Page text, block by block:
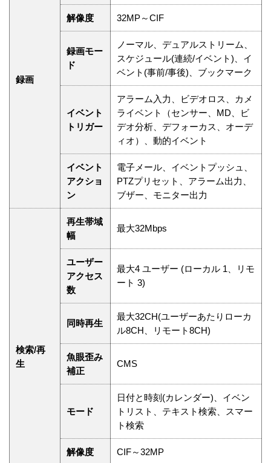
録画
解像度 32MP～CIF
録画モー
ド
ノーマル、デュアルストリーム、
スケジュール(連続/イベント)、イ
ベント(事前/事後)、ブックマーク
イベント
トリガー
アラーム入力、ビデオロス、カメ
ライベント（センサー、MD、ビ
デオ分析、デフォーカス、オーデ
ィオ）、動的イベント
イベント
アクショ
ン
電子メール、イベントプッシュ、
PTZプリセット、アラーム出力、
ブザー、モニター出力
検索/再
生
再生帯域
幅
最大32Mbps
ユーザー
アクセス
数
最大4 ユーザー (ローカル 1、リモ
ート 3)
同時再生
最大32CH(ユーザーあたりローカ
ル8CH、リモート8CH)
魚眼歪み
補正
CMS
モード
日付と時刻(カレンダー)、イベン
トリスト、テキスト検索、スマー
ト検索
解像度 CIF～32MP